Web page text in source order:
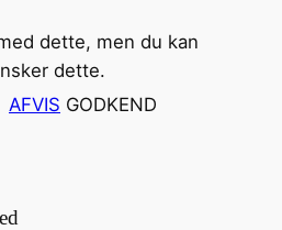
dette, men du kan
dette.
AFVIS GODKEND